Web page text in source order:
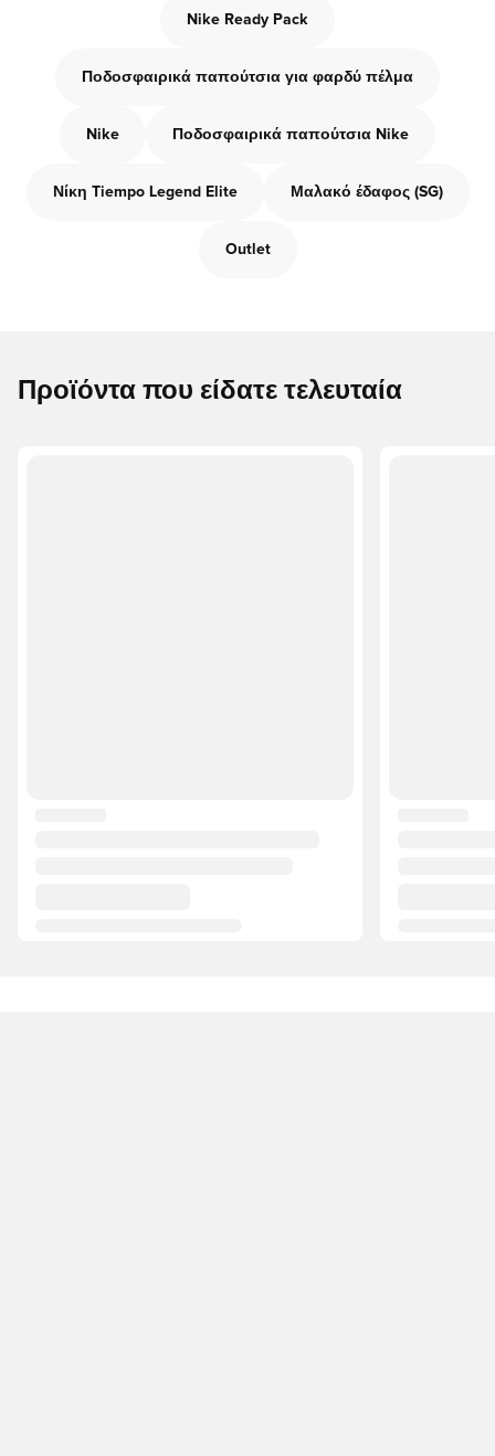
Nike Ready Pack
Ποδοσφαιρικά παπούτσια για φαρδύ πέλμα
Nike Ποδοσφαιρικά παπούτσια Nike
Νίκη Tiempo Legend Elite Μαλακό έδαφος (SG)
Outlet
Προϊόντα που είδατε τελευταία